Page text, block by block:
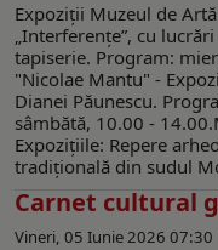
Expoziţii Muzeul de
„Interferențeˮ, cu
tapiserie. Program:
"Nicolae Mantu" -
Dianei Păunescu.
sâmbătă, 10.00 -
Expoziţiile: Repere
tradiţională din sudul
Carnet cultural
Vineri, 05 Iunie 2026 07:30